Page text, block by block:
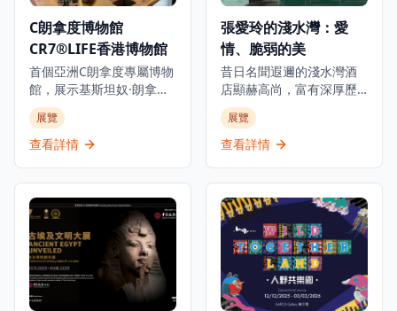
C朗拿度博物館
CR7®LIFE香港博物館
首個亞洲C朗拿度專屬博物
館，展示基斯坦奴·朗拿度
的人生旅程、職業生涯和
生活，透過獨家視角呈現
從未公開的故事，是足球
者深入了解這位足球傳奇
巨星的世界，展出個人珍
藏品、互動展示和沉浸式
展覽，包括他的獎盃、球
衣、簽名物品等珍貴收
藏。博物館位於K11
MUSEA，不僅展示C朗拿
展覽
查看詳情
張愛玲的淺水灣：愛
情、脆弱的美
昔日名聞遐邇的淺水灣酒
店顯赫高尚，富有深厚歷
史底蘊，是世界各地名人
雅士匯聚之地。今年正值
張愛玲逝世三十週年之
情、脆弱的美」展覽，探
索這位文學巨匠與淺水灣
酒店這座地標的深厚聯
繫。展覽將於2025年10月
1日至2026年3月1日舉
行，邀請觀眾穿梭淺水灣
酒店的歷史與張愛玲的文
展覽
查看詳情